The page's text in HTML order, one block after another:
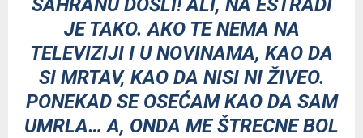
SAHRANU DOŠLI! ALI, NA ESTRADI
JE TAKO. AKO TE NEMA NA
TELEVIZIJI I U NOVINAMA, KAO DA
SI MRTAV, KAO DA NISI NI ŽIVEO.
PONEKAD SE OSEĆAM KAO DA SAM
UMRLA… A, ONDA ME ŠTRECNE BOL